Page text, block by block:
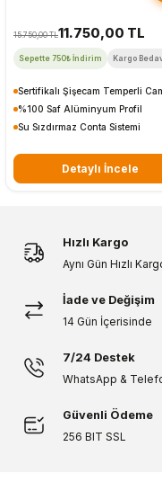
15.750,00 TL11.750,00 TL
Sepette 750₺ İndirim Kargo
Sertifikalı Şişecam Temperli
%100 Saf Alüminyum Profil
Su Sızdırmaz Conta Sistemi
Detaylı İncele
Hızlı Kargo
Aynı Gün Hızlı
İade ve Değişim
14 Gün İçerisinde
7/24 Destek
WhatsApp &
Güvenli Ödeme
256 BIT SSL